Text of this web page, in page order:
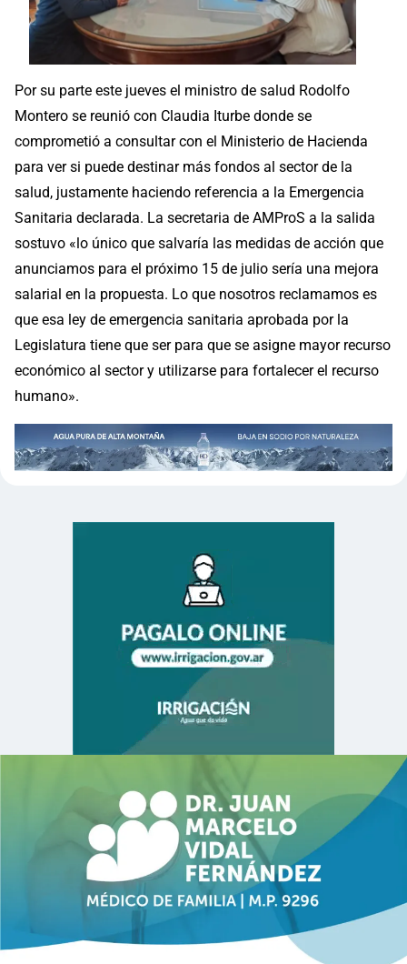
Por su parte este jueves el ministro de salud Rodolfo
Montero se reunió con Claudia Iturbe donde se
comprometió a consultar con el Ministerio de Hacienda
para ver si puede destinar más fondos al sector de la
salud, justamente haciendo referencia a la Emergencia
Sanitaria declarada. La secretaria de AMProS a la salida
sostuvo «lo único que salvaría las medidas de acción que
anunciamos para el próximo 15 de julio sería una mejora
salarial en la propuesta. Lo que nosotros reclamamos es
que esa ley de emergencia sanitaria aprobada por la
Legislatura tiene que ser para que se asigne mayor recurso
económico al sector y utilizarse para fortalecer el recurso
humano».